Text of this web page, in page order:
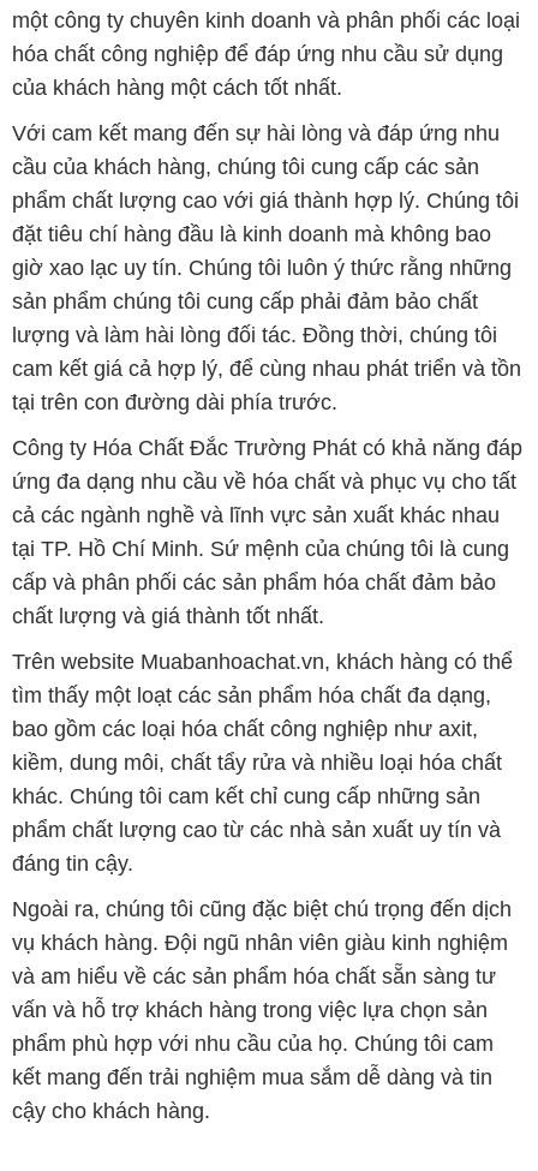
một công ty chuyên kinh doanh và phân phối các loại
hóa chất công nghiệp để đáp ứng nhu cầu sử dụng
của khách hàng một cách tốt nhất.
Với cam kết mang đến sự hài lòng và đáp ứng nhu
cầu của khách hàng, chúng tôi cung cấp các sản
phẩm chất lượng cao với giá thành hợp lý. Chúng tôi
đặt tiêu chí hàng đầu là kinh doanh mà không bao
giờ xao lạc uy tín. Chúng tôi luôn ý thức rằng những
sản phẩm chúng tôi cung cấp phải đảm bảo chất
lượng và làm hài lòng đối tác. Đồng thời, chúng tôi
cam kết giá cả hợp lý, để cùng nhau phát triển và tồn
tại trên con đường dài phía trước.
Công ty Hóa Chất Đắc Trường Phát có khả năng đáp
ứng đa dạng nhu cầu về hóa chất và phục vụ cho tất
cả các ngành nghề và lĩnh vực sản xuất khác nhau
tại TP. Hồ Chí Minh. Sứ mệnh của chúng tôi là cung
cấp và phân phối các sản phẩm hóa chất đảm bảo
chất lượng và giá thành tốt nhất.
Trên website Muabanhoachat.vn, khách hàng có thể
tìm thấy một loạt các sản phẩm hóa chất đa dạng,
bao gồm các loại hóa chất công nghiệp như axit,
kiềm, dung môi, chất tẩy rửa và nhiều loại hóa chất
khác. Chúng tôi cam kết chỉ cung cấp những sản
phẩm chất lượng cao từ các nhà sản xuất uy tín và
đáng tin cậy.
Ngoài ra, chúng tôi cũng đặc biệt chú trọng đến dịch
vụ khách hàng. Đội ngũ nhân viên giàu kinh nghiệm
và am hiểu về các sản phẩm hóa chất sẵn sàng tư
vấn và hỗ trợ khách hàng trong việc lựa chọn sản
phẩm phù hợp với nhu cầu của họ. Chúng tôi cam
kết mang đến trải nghiệm mua sắm dễ dàng và tin
cậy cho khách hàng.